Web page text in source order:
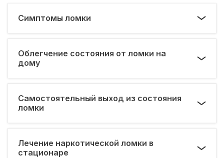
Симптомы ломки
Облегчение состояния от ломки на
дому
Самостоятельный выход из состояния
ломки
Лечение наркотической ломки в
стационаре